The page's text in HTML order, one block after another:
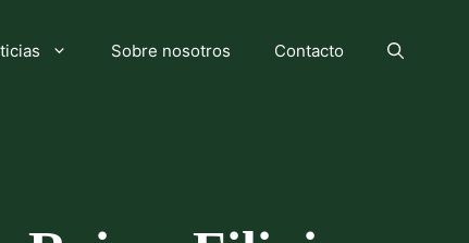
Sobre nosotros Contacto